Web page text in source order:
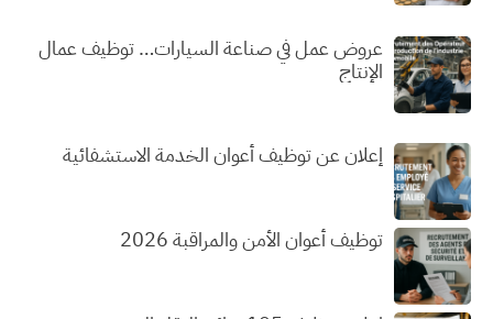
عروض عمل في صناعة السيارات… توظيف عمال
الإنتاج
إعلان عن توظيف أعوان الخدمة الاستشفائية
توظيف أعوان الأمن والمراقبة 2026